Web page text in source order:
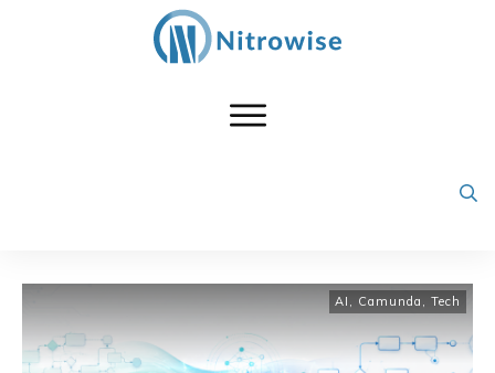
AI Camunda Tech